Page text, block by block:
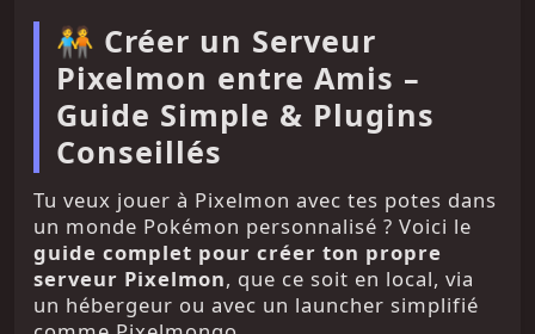
🧑‍🤝‍🧑 Créer un Serveur
Pixelmon entre Amis –
Guide Simple & Plugins
Conseillés
Tu veux jouer à Pixelmon avec tes potes dans
un monde Pokémon personnalisé ? Voici le
guide complet pour créer ton propre
serveur Pixelmon, que ce soit en local, via
un hébergeur ou avec un launcher simplifié